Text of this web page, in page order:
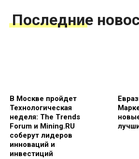
Последние
В Москве пройдет
Технологическая
неделя: The Trends
Forum и Mining.RU
соберут лидеров
инноваций и
инвестиций